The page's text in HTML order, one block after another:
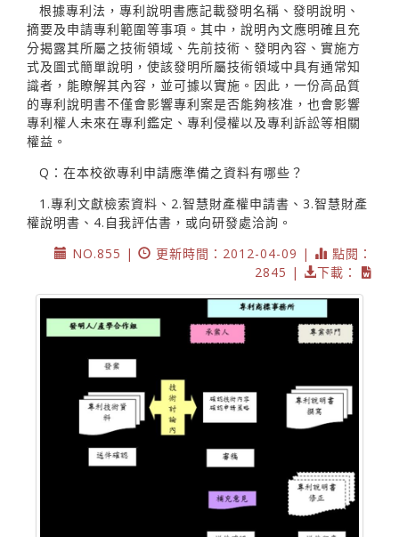
根據專利法，專利說明書應記載發明名稱、發明說明、
摘要及申請專利範圍等事項。其中，說明內文應明確且充
分揭露其所屬之技術領域、先前技術、發明內容、實施方
式及圖式簡單說明，使該發明所屬技術領域中具有通常知
識者，能瞭解其內容，並可據以實施。因此，一份高品質
的專利說明書不僅會影響專利案是否能夠核准，也會影響
專利權人未來在專利鑑定、專利侵權以及專利訴訟等相關
權益。
Q：在本校欲專利申請應準備之資料有哪些？
1.專利文獻檢索資料、2.智慧財產權申請書、3.智慧財產
權說明書、4.自我評估書，或向研發處洽詢。
NO.855 |
更新時間：2012-04-09 |
點閱：
2845 |
下載：